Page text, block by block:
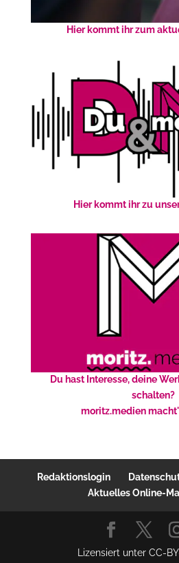
Hier kommt ihr zum
Hier kommt ihr zu
Du hast Interesse, deine
schalten?
moritz.medien
Redaktionslogin
Aktuelles Online-
Lizensiert unter CC-